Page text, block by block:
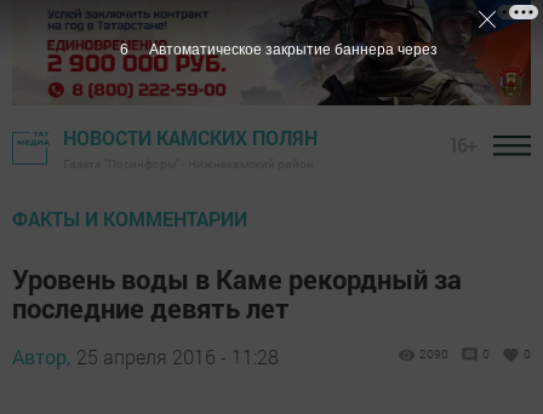
НОВОСТИ КАМСКИХ ПОЛЯН
ФАКТЫ И КОММЕНТАРИИ
Уровень воды в Каме рекордный за
последние девять лет
Автор, 25 апреля 2016 - 11:28 2090 0 0
5 Автоматическое закрытие баннера через